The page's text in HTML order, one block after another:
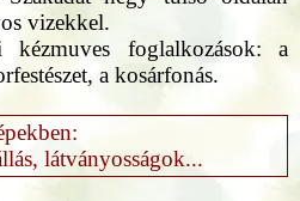
vizekkel.
kézmuves foglalkozások: a
a kosárfonás.
látványosságok...